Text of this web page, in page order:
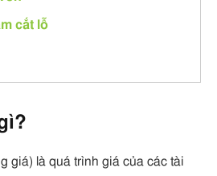
cắt lỗ
giá) là quá trình giá của các tài